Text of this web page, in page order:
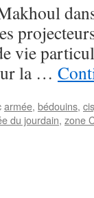
vie
la …
armée, bédouins,
du jourdain, zone